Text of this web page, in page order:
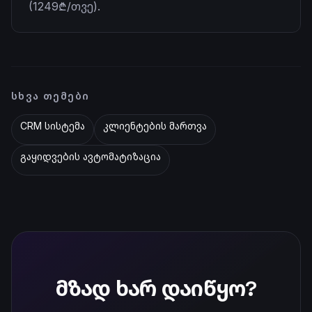
(1249₾/თვე).
ᲡᲮᲕᲐ ᲗᲔᲛᲔᲑᲘ
CRM სისტემა კლიენტების მართვა
გაყიდვების ავტომატიზაცია
მზად ხარ დაიწყო?